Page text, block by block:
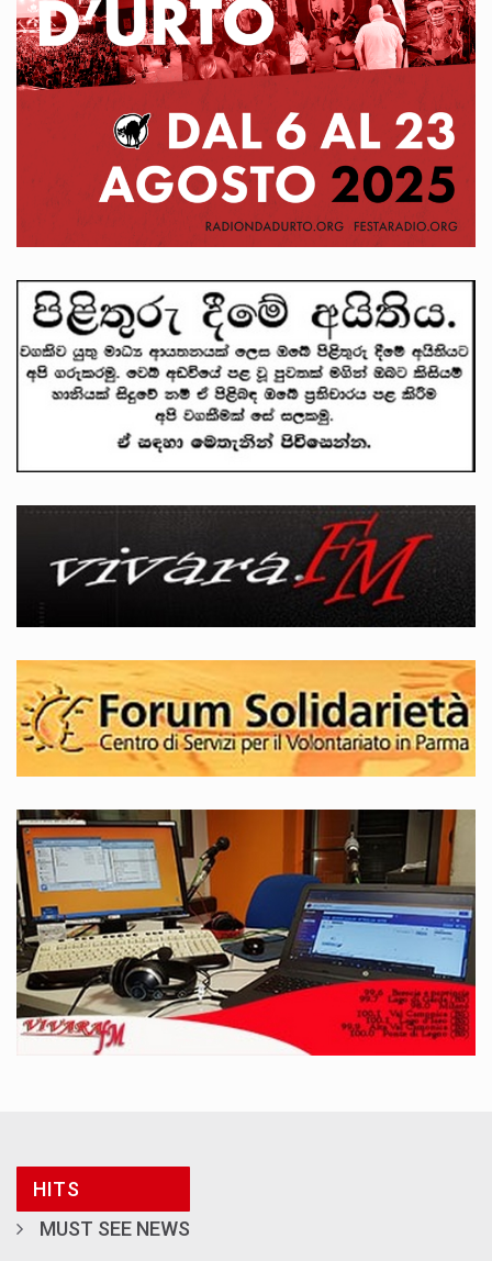
HITS
MUST SEE NEWS